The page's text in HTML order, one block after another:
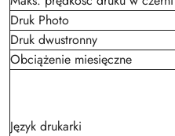
Druk Photo
Druk dwustronny
Obciążenie miesięczne
Język drukarki